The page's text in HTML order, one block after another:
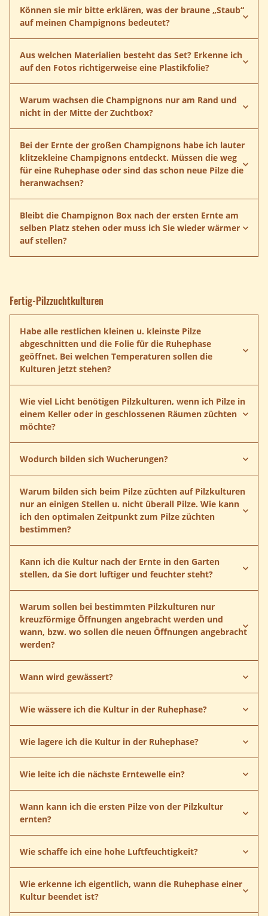
Pilzzuchtbox
Können sie mir bitte erklären, was der braune „Staub“
auf meinen Champignons bedeutet?
Anleitung herunterladen
Aus welchen Materialien besteht das Set? Erkenne ich
auf den Fotos richtigerweise eine Plastikfolie?
Warum wachsen die Champignons nur am Rand und
nicht in der Mitte der Zuchtbox?
Bei der Ernte der großen Champignons habe ich lauter
klitzekleine Champignons entdeckt. Müssen die weg
für eine Ruhephase oder sind das schon neue Pilze die
heranwachsen?
Bleibt die Champignon Box nach der ersten Ernte am
selben Platz stehen oder muss ich Sie wieder wärmer
auf stellen?
Fertig-Pilzzuchtkulturen
Habe alle restlichen kleinen u. kleinste Pilze
abgeschnitten und die Folie für die Ruhephase
geöffnet. Bei welchen Temperaturen sollen die
Kulturen jetzt stehen?
Wie viel Licht benötigen Pilzkulturen, wenn ich Pilze in
einem Keller oder in geschlossenen Räumen züchten
möchte?
Wodurch bilden sich Wucherungen?
Warum bilden sich beim Pilze züchten auf Pilzkulturen
nur an einigen Stellen u. nicht überall Pilze. Wie kann
ich den optimalen Zeitpunkt zum Pilze züchten
bestimmen?
Kann ich die Kultur nach der Ernte in den Garten
stellen, da Sie dort luftiger und feuchter steht?
Warum sollen bei bestimmten Pilzkulturen nur
kreuzförmige Öffnungen angebracht werden und
wann, bzw. wo sollen die neuen Öffnungen angebracht
werden?
Wann wird gewässert?
Wie wässere ich die Kultur in der Ruhephase?
Wie lagere ich die Kultur in der Ruhephase?
Wie leite ich die nächste Erntewelle ein?
Wann kann ich die ersten Pilze von der Pilzkultur
ernten?
Wie schaffe ich eine hohe Luftfeuchtigkeit?
Wie erkenne ich eigentlich, wann die Ruhephase einer
Kultur beendet ist?